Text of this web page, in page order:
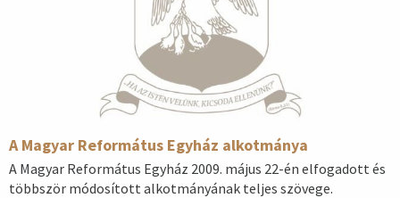
A Magyar Református Egyház alkotmánya
A Magyar Református Egyház 2009. május 22-én elfogadott és
többször módosított alkotmányának teljes szövege.